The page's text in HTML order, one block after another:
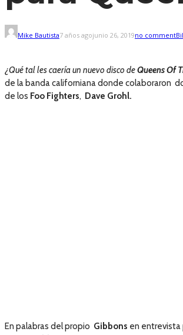
Mike Bautista7 años agojunio 26, 2019no comment
¿Qué tal les caería un nuevo disco deQueens Of
de la banda californiana donde colaboraron
de los Foo Fighters, Dave Grohl.
En palabras del propio Gibbons en entrevista